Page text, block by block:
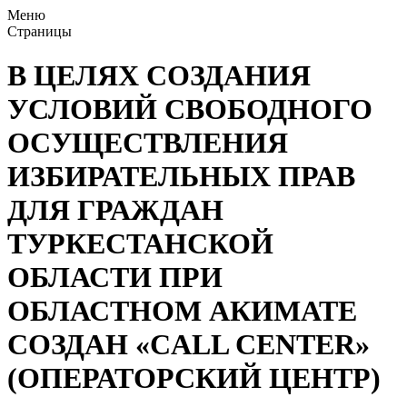
Меню
Страницы
В ЦЕЛЯХ СОЗДАНИЯ
УСЛОВИЙ СВОБОДНОГО
ОСУЩЕСТВЛЕНИЯ
ИЗБИРАТЕЛЬНЫХ ПРАВ
ДЛЯ ГРАЖДАН
ТУРКЕСТАНСКОЙ
ОБЛАСТИ ПРИ
ОБЛАСТНОМ АКИМАТЕ
СОЗДАН «CALL CENTER»
(ОПЕРАТОРСКИЙ ЦЕНТР)